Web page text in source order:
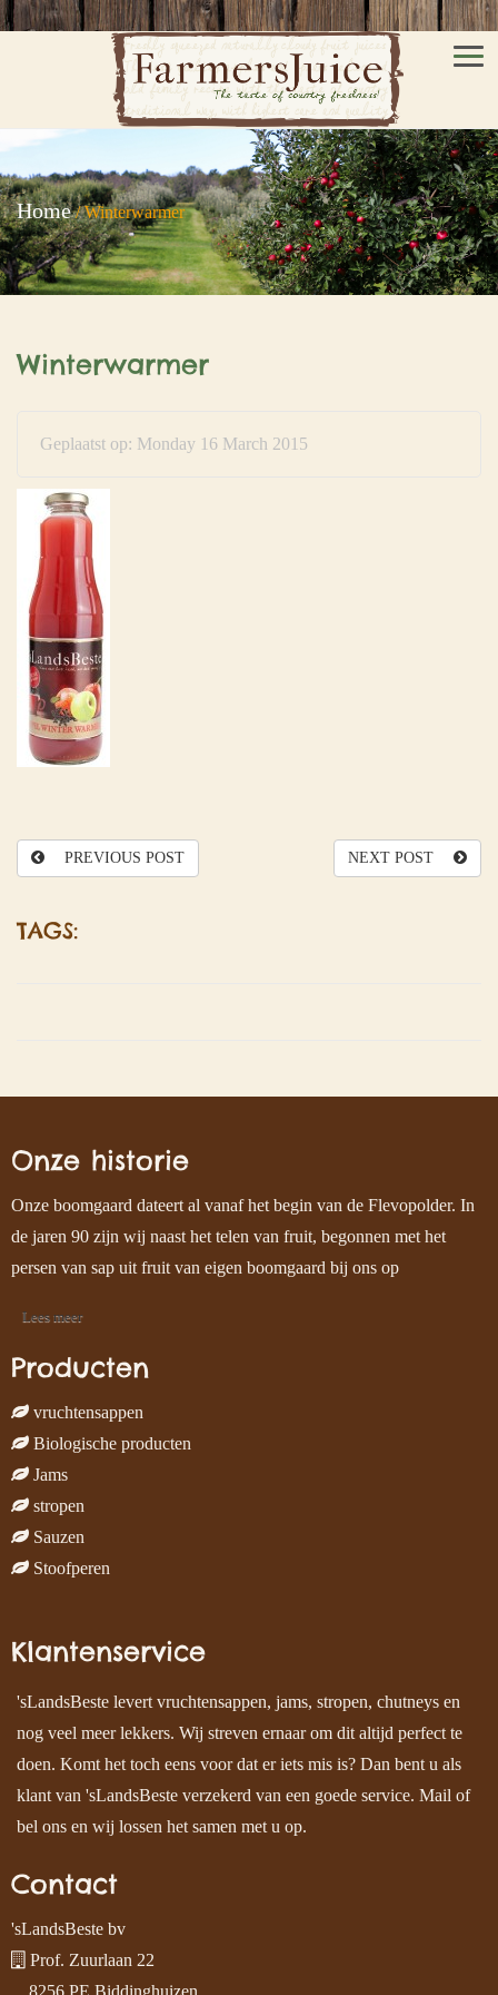
Home/Winterwarmer
Winterwarmer
Geplaatst op: Monday 16 March 2015
PREVIOUS POST NEXT POST
TAGS:
Onze historie
Onze boomgaard dateert al vanaf het begin van de Flevopolder. In
de jaren 90 zijn wij naast het telen van fruit, begonnen met het
persen van sap uit fruit van eigen boomgaard bij ons op
Lees meer
Producten
vruchtensappen
Biologische producten
Jams
stropen
Sauzen
Stoofperen
Klantenservice
'sLandsBeste levert vruchtensappen, jams, stropen, chutneys en
nog veel meer lekkers. Wij streven ernaar om dit altijd perfect te
doen. Komt het toch eens voor dat er iets mis is? Dan bent u als
klant van 'sLandsBeste verzekerd van een goede service. Mail of
bel ons en wij lossen het samen met u op.
Contact
'sLandsBeste bv
Prof. Zuurlaan 22